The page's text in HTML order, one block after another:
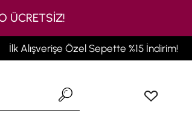
ÜCRETSİZ!
Alışverişe Özel Sepette %15 İndirim!